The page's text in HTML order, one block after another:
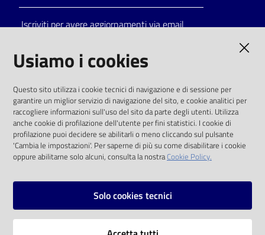
Iscriviti per avere aggiornamenti via email
solo alle condizioni previste dalla direttiva
comunitaria 2003/98/CE e dal d.lgs. 36/2006
SOCIAL
Instagram
Vai alla pagina
Usiamo i cookies
Questo sito utilizza i cookie tecnici di navigazione e di sessione per
garantire un miglior servizio di navigazione del sito, e cookie analitici per
raccogliere informazioni sull'uso del sito da parte degli utenti. Utilizza
anche cookie di profilazione dell'utente per fini statistici. I cookie di
profilazione puoi decidere se abilitarli o meno cliccando sul pulsante
'Cambia le impostazioni'. Per saperne di più su come disabilitare i cookie
oppure abilitarne solo alcuni, consulta la nostraCookie Policy.
Solo cookies tecnici